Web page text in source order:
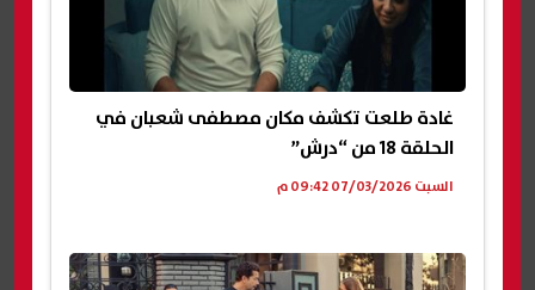
غادة طلعت تكشف مكان مصطفى شعبان في
الحلقة 18 من “درش”
السبت 07/03/2026 09:42 م